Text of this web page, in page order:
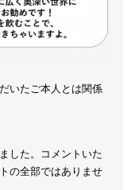
いたご本人とは関係
した。コメントいた
の全部ではありませ